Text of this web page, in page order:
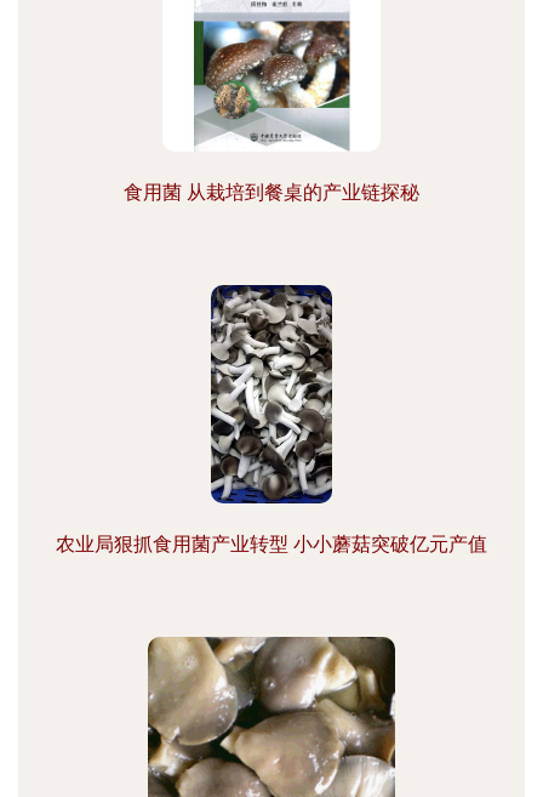
食用菌 从栽培到餐桌的产业链探秘
农业局狠抓食用菌产业转型 小小蘑菇突破亿元产值